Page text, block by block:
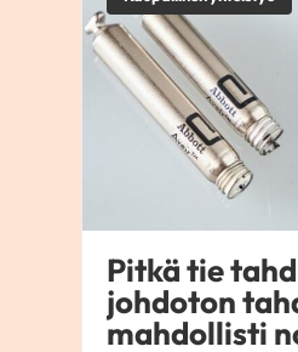
Pitkä tie
johdoton
mahdollisti